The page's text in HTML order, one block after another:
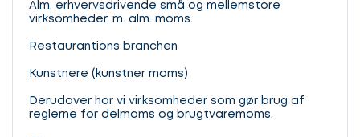
Alm. erhvervsdrivende små og mellemstore
virksomheder, m. alm. moms.
Restaurantions branchen
Kunstnere (kunstner moms)
Derudover har vi virksomheder som gør brug af
reglerne for delmoms og brugtvaremoms.